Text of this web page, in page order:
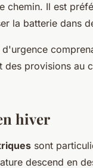
chemin. Il est
la batterie dans
des provisions au
hiver
sont
descend en